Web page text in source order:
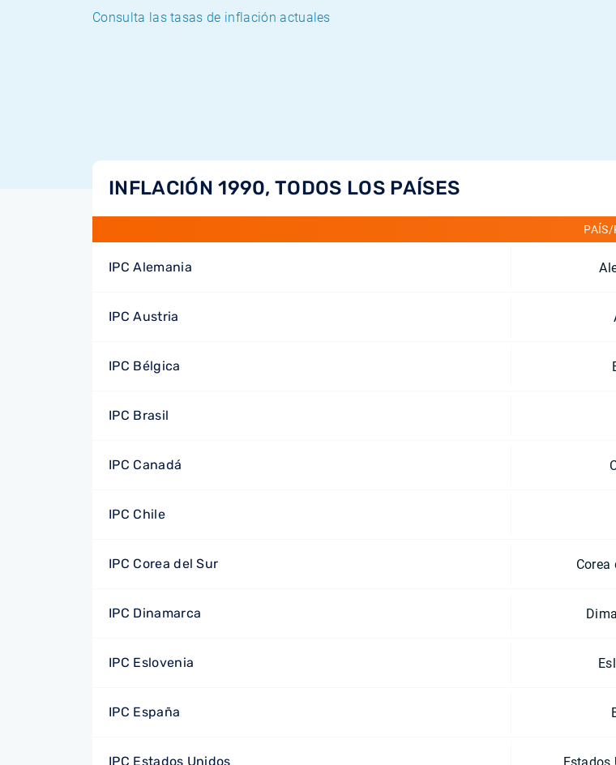
Consulta las tasas de inflación actuales
INFLACIÓN 1990, TODOS LOS PAÍSES
PAÍS/
IPC Alemania
IPC Austria
IPC Bélgica
IPC Brasil
IPC Canadá
IPC Chile
IPC Corea del Sur Corea
IPC Dinamarca
IPC Eslovenia
IPC España
IPC Estados Unidos Estados